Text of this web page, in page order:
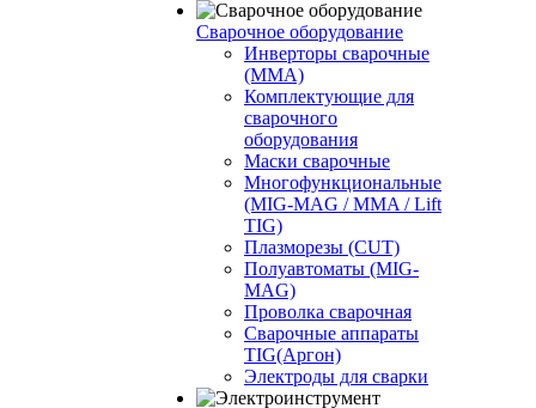
Сварочное оборудование
Инверторы сварочные
(ММА)
Комплектующие для
сварочного
оборудования
Маски сварочные
Многофункциональные
(MIG-MAG / MMA / Lift
TIG)
Плазморезы (CUT)
Полуавтоматы (МIG-
MAG)
Проволка сварочная
Сварочные аппараты
TIG(Аргон)
Электроды для сварки